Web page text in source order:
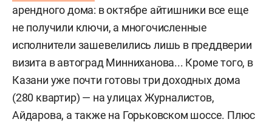
арендного дома: в октябре айтишники все еще
не получили ключи, а многочисленные
исполнители зашевелились лишь в преддверии
визита в автоград Минниханова... Кроме того, в
Казани уже почти готовы три доходных дома
(280 квартир) — на улицах Журналистов,
Айдарова, а также на Горьковском шоссе. Плюс